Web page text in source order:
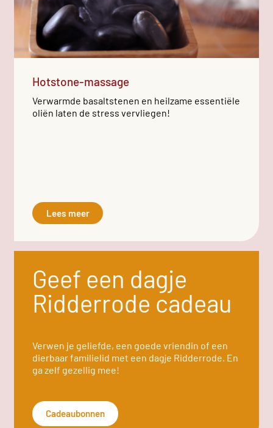
Hotstone-massage
Verwarmde basaltstenen en heilzame essentiële
oliën laten de stress vervliegen!
Lees meer
Geef een dagje
Ridderrode cadeau
Verwen je geliefde, een goede vriendin of een
dierbaar familielid met een dagje Ridderrode. En
ga zelf gezellig mee!
Cadeaubonnen